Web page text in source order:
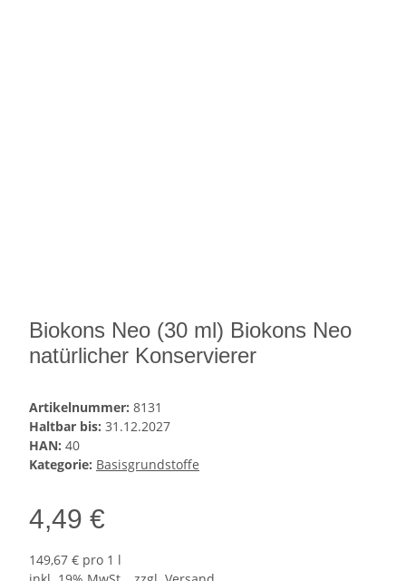
Biokons Neo (30 ml) Biokons Neo
natürlicher Konservierer
Artikelnummer: 8131
Haltbar bis: 31.12.2027
HAN: 40
Kategorie: Basisgrundstoffe
4,49 €
149,67 € pro 1 l